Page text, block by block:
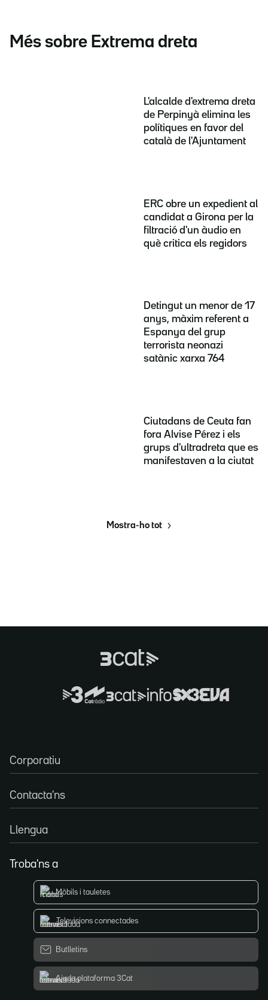
Més sobre Extrema dreta
L'alcalde d'extrema dreta
de Perpinyà elimina les
polítiques en favor del
català de l'Ajuntament
ERC obre un expedient al
candidat a Girona per la
filtració d'un àudio en
què critica els regidors
Detingut un menor de 17
anys, màxim referent a
Espanya del grup
terrorista neonazi
satànic xarxa 764
Ciutadans de Ceuta fan
fora Alvise Pérez i els
grups d'ultradreta que es
manifestaven a la ciutat
Mostra-ho tot
Corporatiu
Contacta'ns
Llengua
Troba'ns a
Mòbils i tauletes
Televisions connectades
Butlletins
Ajuda plataforma 3Cat